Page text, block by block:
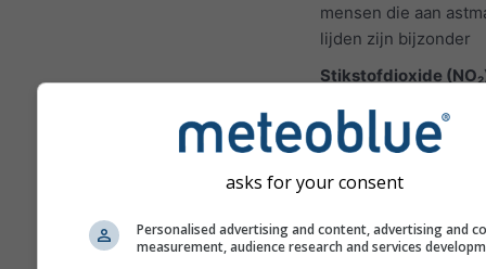
mensen die aan
lijden zijn bijzonder
Stikstofdioxide
karakteristieke
prikkelende geur en
belangrijke
belangrijkste bron
stikstofdioxide is het
asks for your consent
Personalised advertising and content, advertising and
measurement, audience research and services